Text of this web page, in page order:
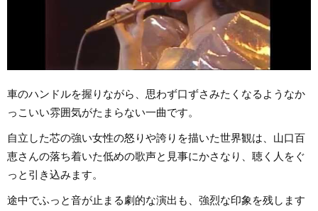
車のハンドルを握りながら、思わず口ずさみたくなるようなか
っこいい雰囲気がたまらない一曲です。
自立した芯の強い女性の怒りや誇りを描いた世界観は、山口百
恵さんの落ち着いた低めの歌声と見事にかさなり、聴く人をぐ
っと引き込みます。
途中でふっと音が止まる劇的な演出も、強烈な印象を残します